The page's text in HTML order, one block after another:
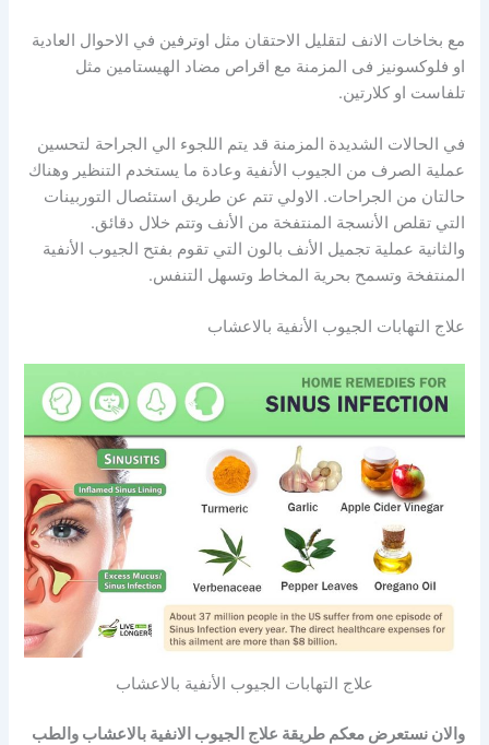
مع بخاخات الانف لتقليل الاحتقان مثل اوترفين في الاحوال العادية
او فلوكسونيز فى المزمنة مع اقراص مضاد الهيستامين مثل
تلفاست او كلارتين.
في الحالات الشديدة المزمنة قد يتم اللجوء الي الجراحة لتحسين
عملية الصرف من الجيوب الأنفية وعادة ما يستخدم التنظير وهناك
حالتان من الجراحات. الاولي تتم عن طريق استئصال التوربينات
التي تقلص الأنسجة المنتفخة من الأنف وتتم خلال دقائق.
والثانية عملية تجميل الأنف بالون التي تقوم بفتح الجيوب الأنفية
المنتفخة وتسمح بحرية المخاط وتسهل التنفس.
علاج التهابات الجيوب الأنفية بالاعشاب
علاج التهابات الجيوب الأنفية بالاعشاب
والان نستعرض معكم طريقة علاج الجيوب الانفية بالاعشاب والطب